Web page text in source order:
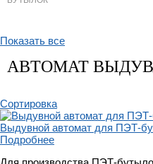
Вы здесь
Показать все
АВТОМАТ
Сортировка
Выдувной автомат для ПЭТ-
Подробнее